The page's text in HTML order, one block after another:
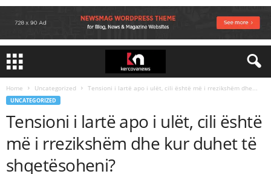
Home Uncategorized Tensioni i lartë apo i ulët, cili është më i rrezikshëm dhe...
UNCATEGORIZED
Tensioni i lartë apo i ulët, cili është
më i rrezikshëm dhe kur duhet të
shqetësoheni?